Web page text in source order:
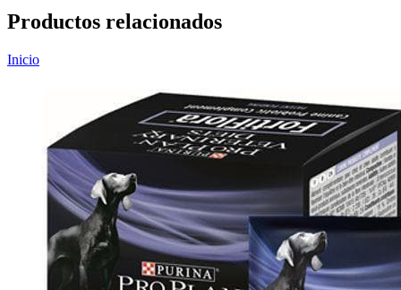
Productos relacionados
Inicio